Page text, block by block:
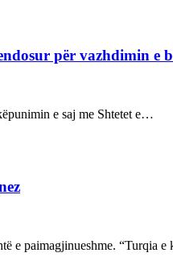
për vazhdimin e
e saj me Shtetet e…
e paimagjinueshme. “Turqia